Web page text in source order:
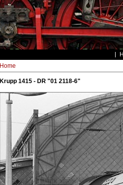
Home
Krupp 1415 - DR "01 2118-6"